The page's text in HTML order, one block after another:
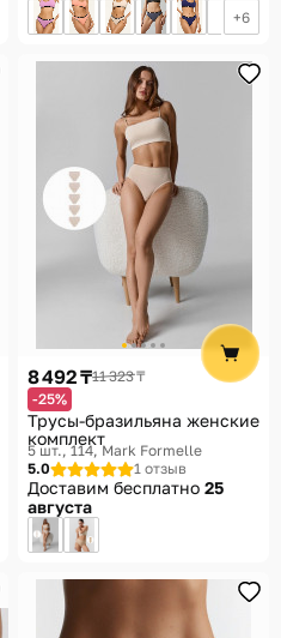
6
8 492 ₸11 323 ₸
-25%
Трусы-бразильяна женские
комплект
5 шт., 114 Mark Formelle
5.0
1 отзыв
Доставим бесплатно 25
августа